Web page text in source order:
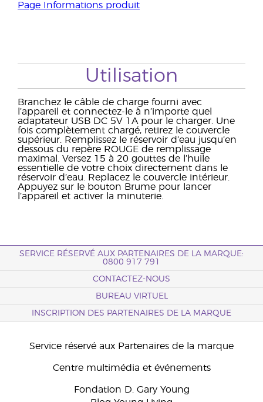
Page Informations produit
Utilisation
Branchez le câble de charge fourni avec
l’appareil et connectez-le à n’importe quel
adaptateur USB DC 5V 1A pour le charger. Une
fois complètement chargé, retirez le couvercle
supérieur. Remplissez le réservoir d’eau jusqu’en
dessous du repère ROUGE de remplissage
maximal. Versez 15 à 20 gouttes de l’huile
essentielle de votre choix directement dans le
réservoir d’eau. Replacez le couvercle intérieur.
Appuyez sur le bouton Brume pour lancer
l’appareil et activer la minuterie.
SERVICE RÉSERVÉ AUX PARTENAIRES DE LA MARQUE:
0800 917 791
CONTACTEZ-NOUS
BUREAU VIRTUEL
INSCRIPTION DES PARTENAIRES DE LA MARQUE
Service réservé aux Partenaires de la marque
Centre multimédia et événements
Fondation D. Gary Young